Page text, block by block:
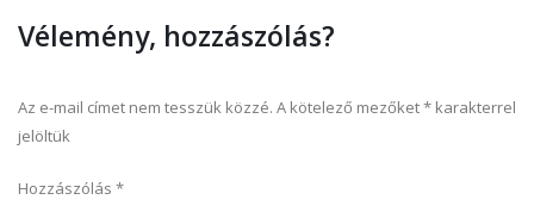
Vélemény, hozzászólás?
Az e-mail címet nem tesszük közzé. A kötelező mezőket* karakterrel
jelöltük
Hozzászólás *